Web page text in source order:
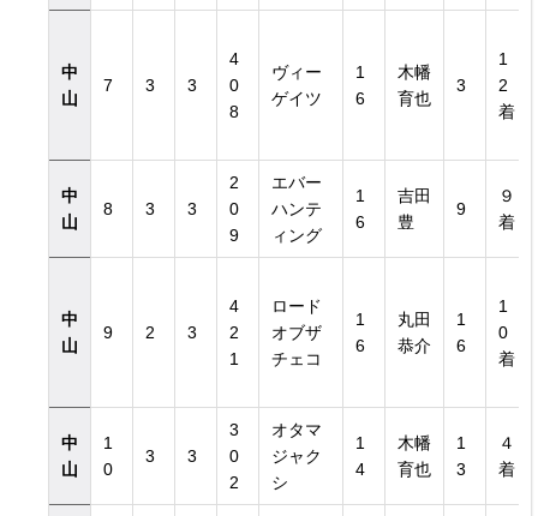
中
山
7 3 3
4
0
8
ヴィー
ゲイツ
1
6
木幡
育也
3
1
2
着
中
山
8 3 3
2
0
9
エバー
ハンテ
ィング
1
6
吉田
豊
9
９
着
中
山
9 2 3
4
2
1
ロード
オブザ
チェコ
1
6
丸田
恭介
1
6
1
0
着
中
山
1
0
3 3
3
0
2
オタマ
ジャク
シ
1
4
木幡
育也
1
3
４
着